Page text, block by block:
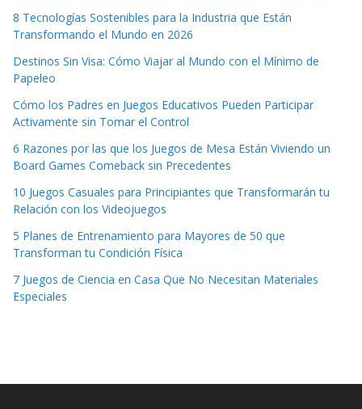
8 Tecnologías Sostenibles para la Industria que Están
Transformando el Mundo en 2026
Destinos Sin Visa: Cómo Viajar al Mundo con el Mínimo de
Papeleo
Cómo los Padres en Juegos Educativos Pueden Participar
Activamente sin Tomar el Control
6 Razones por las que los Juegos de Mesa Están Viviendo un
Board Games Comeback sin Precedentes
10 Juegos Casuales para Principiantes que Transformarán tu
Relación con los Videojuegos
5 Planes de Entrenamiento para Mayores de 50 que
Transforman tu Condición Física
7 Juegos de Ciencia en Casa Que No Necesitan Materiales
Especiales